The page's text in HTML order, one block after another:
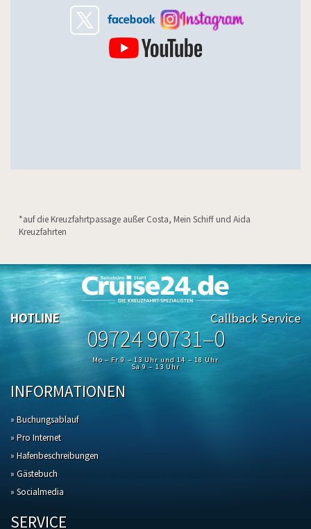
*auf die Kreuzfahrtpassage außer Costa, Mein Schiff und Aida
Kreuzfahrten
HOTLINE Callback Service
09724 90731–0
Mo – Fr 9 – 13 Uhr und 14 – 18 Uhr
Sa 9 – 13 Uhr
INFORMATIONEN
» Buchungsablauf
» Pro Internet
» Hafenbeschreibungen
» Gästebuch
» Socialmedia
SERVICE